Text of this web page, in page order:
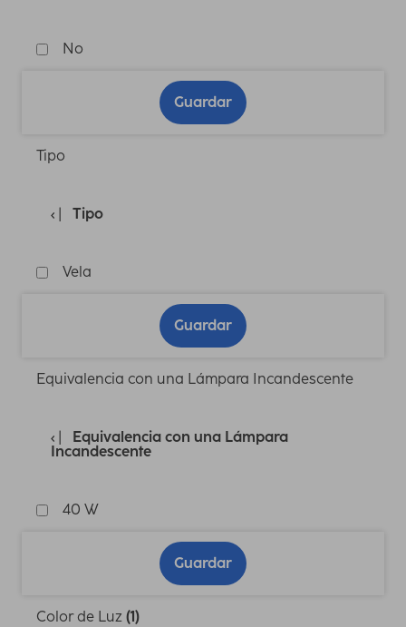
No
Guardar
Tipo
Tipo
Vela
Guardar
Equivalencia con una Lámpara Incandescente
Equivalencia con una Lámpara
Incandescente
40 W
Guardar
Color de Luz (1)